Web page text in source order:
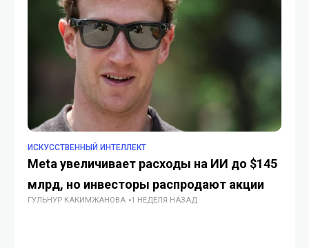
ИСКУССТВЕННЫЙ ИНТЕЛЛЕКТ
Meta увеличивает расходы на ИИ до $145
млрд, но инвесторы распродают акции
ГУЛЬНУР КАКИМЖАНОВА 1 НЕДЕЛЯ НАЗАД